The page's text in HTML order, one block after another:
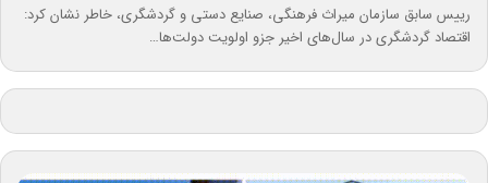
رییس سابق سازمان میراث فرهنگی، صنایع دستی و گردشگری، خاطر نشان کرد:
اقتصاد گردشگری در سال‌های اخیر جزو اولویت دولت‌ها…